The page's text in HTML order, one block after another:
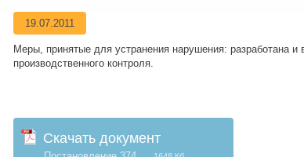
19.07.2011
Меры, принятые для устранения нарушения: разработана и
производственного контроля.
Скачать документ